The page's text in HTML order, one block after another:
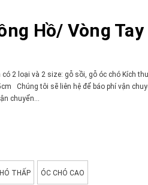
Hồ/ Vòng Tay
2 loại và 2 size: gỗ sồi, gỗ óc chó Kích
Chúng tôi sẽ liên hệ để báo phí vận
chuyển...
THẤP ÓC CHÓ CAO